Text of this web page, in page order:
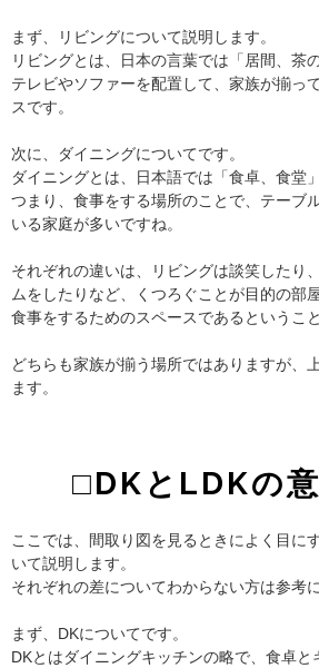
まず、リビングについて説明します。
リビングとは、日本の言葉では「居間、茶
テレビやソファーを配置して、家族が揃っ
スです。
次に、ダイニングについてです。
ダイニングとは、日本語では「食卓、食堂
つまり、食事をする場所のことで、テーブ
いる家庭が多いですね。
それぞれの違いは、リビングは談笑したり
ムをしたりなど、くつろぐことが目的の部
食事をするためのスペースであるということ
どちらも家族が揃う場所ではありますが、
ます。
□DKとLDKの
ここでは、間取り図を見るときによく目に
いて説明します。
それぞれの差についてわからない方は参考
まず、DKについてです。
DKとはダイニングキッチンの略で、食卓と